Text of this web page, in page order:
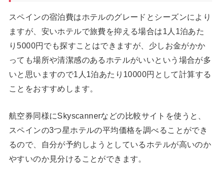
スペインの宿泊費はホテルのグレードとシーズンにより
ますが、安いホテルで旅費を抑える場合は1人1泊あた
り5000円でも探すことはできますが、少しお金がかか
っても場所や清潔感のあるホテルがいいという場合が多
いと思いますので1人1泊あたり10000円として計算する
ことをおすすめします。
航空券同様にSkyscannerなどの比較サイトを使うと、
スペインの3つ星ホテルの平均価格を調べることができ
るので、自分が予約しようとしているホテルが高いのか
やすいのか見分けることができます。